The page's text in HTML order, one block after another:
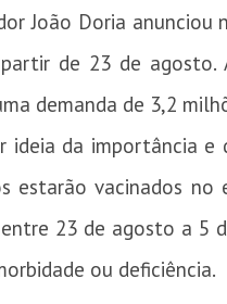
João Doria
de 23 de agosto.
demanda de 3,2
ideia da importância
estarão vacinados no
23 de agosto a 5
ou deficiência.